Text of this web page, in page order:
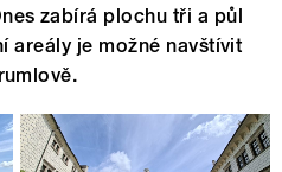
zabírá plochu tři a půl
areály je možné navštívit